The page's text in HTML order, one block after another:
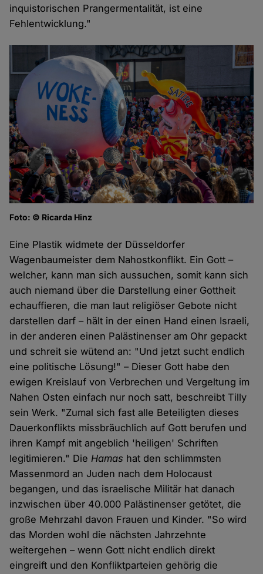
inquistorischen Prangermentalität, ist eine
Fehlentwicklung."
Foto: © Ricarda Hinz
Eine Plastik widmete der Düsseldorfer
Wagenbaumeister dem Nahostkonflikt. Ein Gott –
welcher, kann man sich aussuchen, somit kann sich
auch niemand über die Darstellung einer Gottheit
echauffieren, die man laut religiöser Gebote nicht
darstellen darf – hält in der einen Hand einen Israeli,
in der anderen einen Palästinenser am Ohr gepackt
und schreit sie wütend an: "Und jetzt sucht endlich
eine politische Lösung!" – Dieser Gott habe den
ewigen Kreislauf von Verbrechen und Vergeltung im
Nahen Osten einfach nur noch satt, beschreibt Tilly
sein Werk. "Zumal sich fast alle Beteiligten dieses
Dauerkonflikts missbräuchlich auf Gott berufen und
ihren Kampf mit angeblich 'heiligen' Schriften
legitimieren." DieHamas hat den schlimmsten
Massenmord an Juden nach dem Holocaust
begangen, und das israelische Militär hat danach
inzwischen über 40.000 Palästinenser getötet, die
große Mehrzahl davon Frauen und Kinder. "So wird
das Morden wohl die nächsten Jahrzehnte
weitergehen ­­­­– wenn Gott nicht endlich direkt
eingreift und den Konfliktparteien gehörig die